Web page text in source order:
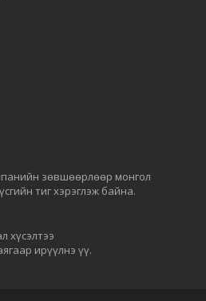
зөвшөөрлөөр монгол
тиг хэрэглэж байна.
хүсэлтээ
ирүүлнэ үү.